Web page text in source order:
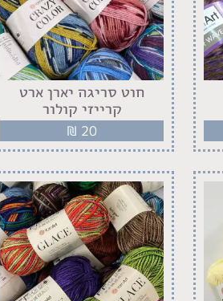
חוט סריגה יארן ארט
קרייזי קולור
₪ 20